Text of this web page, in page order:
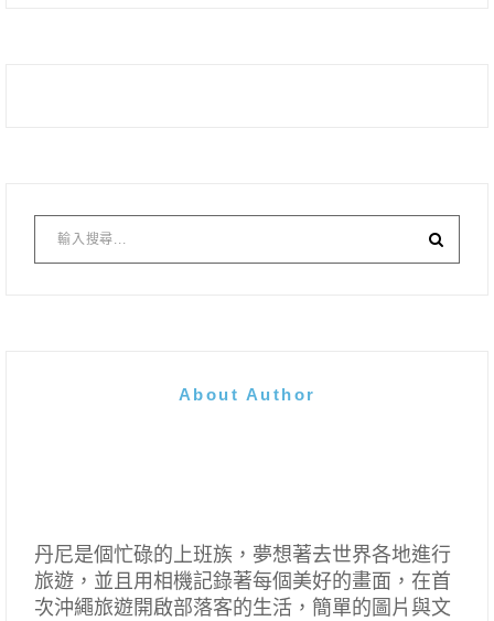
About Author
丹尼是個忙碌的上班族，夢想著去世界各地進行
旅遊，並且用相機記錄著每個美好的畫面，在首
次沖繩旅遊開啟部落客的生活，簡單的圖片與文